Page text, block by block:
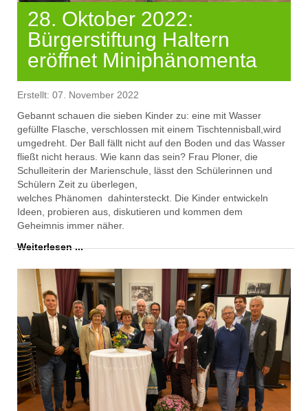
28. Oktober 2022:
Bürgerstiftung Haltern
eröffnet Miniphänomenta
Erstellt: 07. November 2022
Gebannt schauen die sieben Kinder zu: eine mit Wasser
gefüllte Flasche , verschlossen mit einem Tischtennisball wird
umgedreht Der Ball fällt nicht auf den Boden und das Wasser
fließt nicht heraus. Wie kann das sein? Frau Ploner, die
Schulleiterin der Marienschule,
lässt den Schülerinnen und
Schülern Zeit zu überlegen,
welches Phänomen dahintersteckt . Die Kinder entwickeln
Ideen, probieren aus, diskutieren und kommen dem
Geheimnis immer näher.
Weiterlesen ...